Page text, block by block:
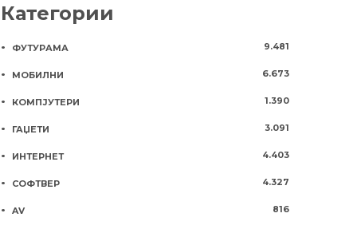
Категории
ФУТУРАМА 9.481
МОБИЛНИ 6.673
КОМПЈУТЕРИ 1.390
ГАЏЕТИ 3.091
ИНТЕРНЕТ 4.403
СОФТВЕР 4.327
AV 816